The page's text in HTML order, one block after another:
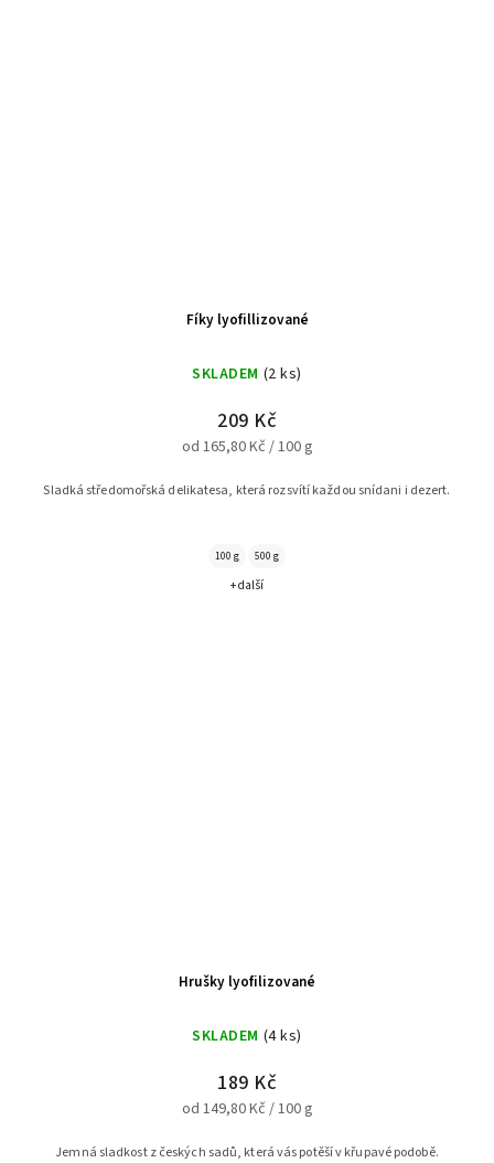
Fíky lyofillizované
SKLADEM (2 ks)
209 Kč
od 165,80 Kč / 100 g
Sladká středomořská delikatesa, která rozsvítí každou snídani i dezert.
100 g 500 g
+ další
Hrušky lyofilizované
SKLADEM (4 ks)
189 Kč
od 149,80 Kč / 100 g
Jemná sladkost z českých sadů, která vás potěší v křupavé podobě.